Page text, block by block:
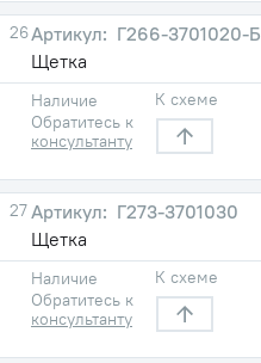
26
Г266-3701020-Б
Щетка
Наличие
Обратитесь к
консультанту
К схеме
27
Г273-3701030
Щетка
Наличие
Обратитесь к
консультанту
К схеме